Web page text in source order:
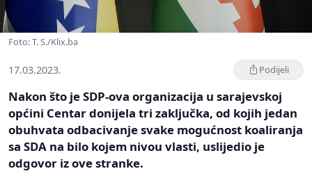
Foto: T. S./Klix.ba
17.03.2023. Podijeli
Nakon što je SDP-ova organizacija u sarajevskoj
općini Centar donijela tri zaključka, od kojih jedan
obuhvata odbacivanje svake mogućnost koaliranja
sa SDA na bilo kojem nivou vlasti, uslijedio je
odgovor iz ove stranke.